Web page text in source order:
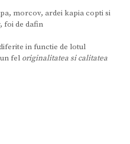
morcov, ardei kapia copti si
foi de dafin
in functie de lotul
fel originalitatea si calitatea